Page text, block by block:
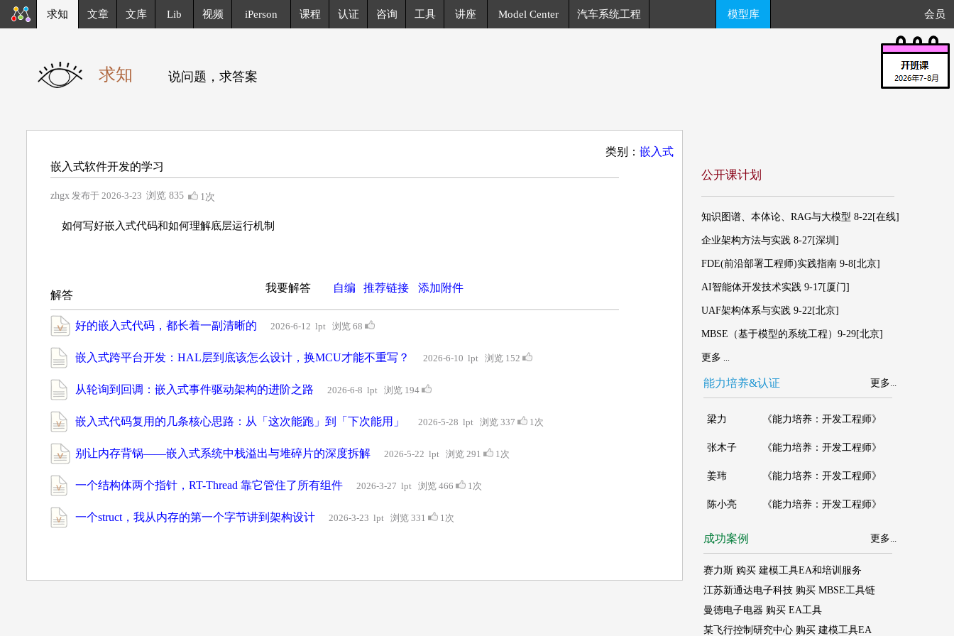
求知 文章 文库 Lib 视频 iPerson 课程 认证 咨询 工具 讲座 Model Center 汽车系统工程 模型库 会员
求知 说问题，求答案
类别： 嵌入式
嵌入式软件开发的学习
zhgx 发布于 2026-3-23 浏览 835 1次
如何写好嵌入式代码和如何理解底层运行机制
解答
我要解答 自编 推荐链接 添加附件
好的嵌入式代码，都长着一副清晰的 2026-6-12 lpt 浏览 68
嵌入式跨平台开发：HAL层到底该怎么设计，换MCU才能不重写？ 2026-6-10 lpt 浏览 152
从轮询到回调：嵌入式事件驱动架构的进阶之路 2026-6-8 lpt 浏览 194
嵌入式代码复用的几条核心思路：从「这次能跑」到「下次能用」 2026-5-28 lpt 浏览 337 1次
别让内存背锅——嵌入式系统中栈溢出与堆碎片的深度拆解 2026-5-22 lpt 浏览 291 1次
一个结构体两个指针，RT-Thread 靠它管住了所有组件 2026-3-27 lpt 浏览 466 1次
一个struct，我从内存的第一个字节讲到架构设计 2026-3-23 lpt 浏览 331 1次
公开课计划
知识图谱、本体论、RAG与大模型 8-22[在线]
企业架构方法与实践 8-27[深圳]
FDE(前沿部署工程师)实践指南 9-8[北京]
AI智能体开发技术实践 9-17[厦门]
UAF架构体系与实践 9-22[北京]
MBSE（基于模型的系统工程）9-29[北京]
更多 ...
能力培养&认证 更多...
成功案例 更多...